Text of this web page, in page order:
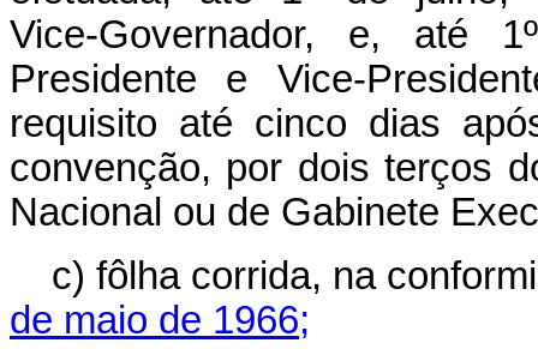
Vice‑Governador, e, até
Presidente e
requisito até cinco dias
convenção, por dois terços
Nacional ou de Gabinete
c) fôlha corrida, na
de maio de 1966;